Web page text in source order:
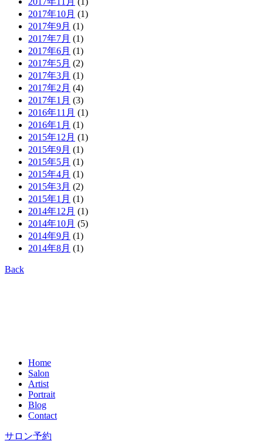
2017年10月 (1)
2017年9月 (1)
2017年7月 (1)
2017年6月 (1)
2017年5月 (2)
2017年3月 (1)
2017年2月 (4)
2017年1月 (3)
2016年11月 (1)
2016年1月 (1)
2015年12月 (1)
2015年9月 (1)
2015年5月 (1)
2015年4月 (1)
2015年3月 (2)
2015年1月 (1)
2014年12月 (1)
2014年10月 (5)
2014年9月 (1)
2014年8月 (1)
Back
Home
Salon
Artist
Portrait
Blog
Contact
サロン予約